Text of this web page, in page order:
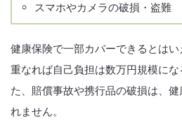
スマホやカメラの破損・盗難
健康保険で一部カバーできるとは
重なれば自己負担は数万円規模に
た、賠償事故や携行品の破損は、
れません。